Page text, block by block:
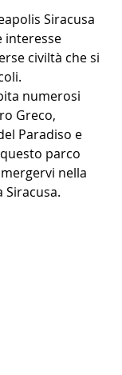
Siracusa
interesse
civiltà che si
numerosi
Greco,
Paradiso e
parco
nella